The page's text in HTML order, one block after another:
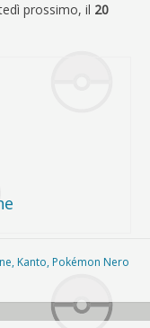
prossimo, il 20
, Kanto, Pokémon Nero